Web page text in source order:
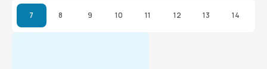
7 8 9 10 11 12 13 14